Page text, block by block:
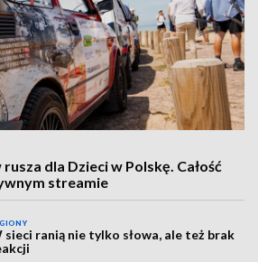
dla Dzieci w Polskę. Całość
streamie
sieci ranią nie tylko słowa, ale też brak